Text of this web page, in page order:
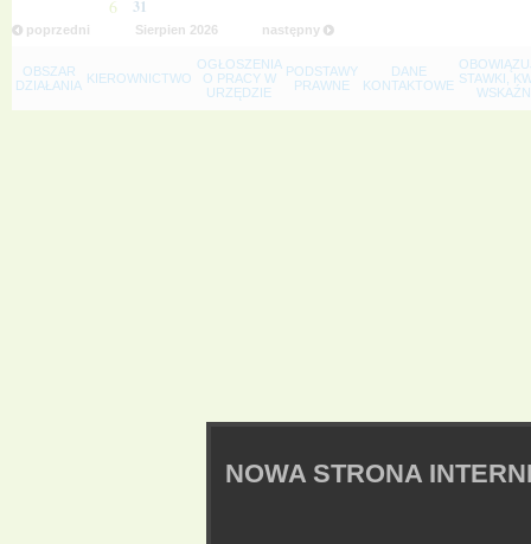
6 31
poprzedni następny
Sierpien 2026
OBSZAR
DZIAŁANIA KIEROWNICTWO
OGŁOSZENIA
O PRACY W
URZĘDZIE
PODSTAWY
PRAWNE
DANE
KONTAKTOWE STAWKI,
NOWA STRONA